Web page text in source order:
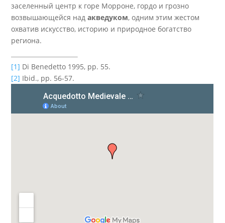
заселенный центр к горе Морроне, гордо и грозно
возвышающейся надакведуком, одним этим жестом
охватив искусство, историю и природное богатство
региона.
[1] Di Benedetto 1995, pp. 55.
[2] Ibid., pp. 56-57.